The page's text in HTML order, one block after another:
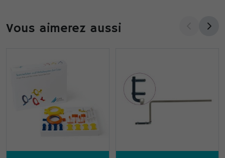
Vous aimerez aussi